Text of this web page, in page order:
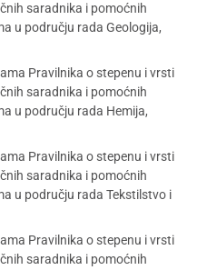
saradnika i pomoćnih
u području rada Geologija,
Pravilnika o stepenu i vrsti
saradnika i pomoćnih
u području rada Hemija,
Pravilnika o stepenu i vrsti
saradnika i pomoćnih
u području rada Tekstilstvo i
Pravilnika o stepenu i vrsti
saradnika i pomoćnih